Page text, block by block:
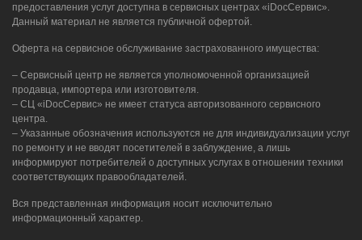
предоставления услуг доступна в сервисных центрах «iDocСервис».
Данный материал не является публичной офертой.
Оферта на сервисное обслуживание застрахованного имущества:
– Сервисный центр не является уполномоченной организацией
продавца, импортера или изготовителя.
– СЦ «iDocСервис» не имеет статуса авторизованного сервисного
центра.
– Указанные обозначения используются не для индивидуализации услуг
по ремонту и не вводят посетителей в заблуждение, а лишь
информируют потребителей о доступных услугах в отношении техники
соответствующих правообладателей.
Вся представленная информация носит исключительно
информационный характер.